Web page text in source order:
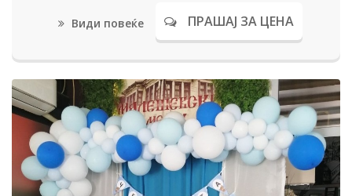
Види повеќе ПРАШАЈ ЗА ЦЕНА